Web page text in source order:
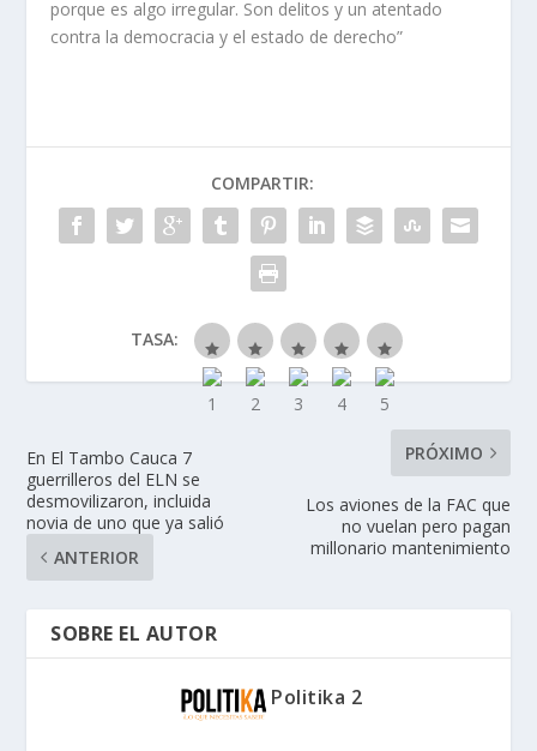
porque es algo irregular. Son delitos y un atentado
contra la democracia y el estado de derecho”
COMPARTIR:
TASA:
En El Tambo Cauca 7
guerrilleros del ELN se
desmovilizaron, incluida
novia de uno que ya salió
ANTERIOR
PRÓXIMO
Los aviones de la FAC que
no vuelan pero pagan
millonario mantenimiento
SOBRE EL AUTOR
Politika 2